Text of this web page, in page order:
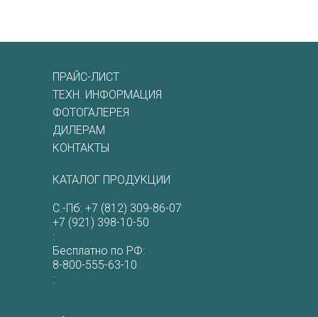
ПРАЙС-ЛИСТ
ТЕХН. ИНФОРМАЦИЯ
ФОТОГАЛЕРЕЯ
ДИЛЕРАМ
КОНТАКТЫ
КАТАЛОГ ПРОДУКЦИИ
С.-Пб: +7 (812) 309-86-07
+7 (921) 398-10-50
:
Бесплатно по РФ:
8-800-555-63-10
: